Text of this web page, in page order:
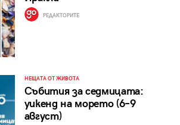
РЕДАКТОРИТЕ
НЕЩАТА ОТ ЖИВОТА
Събития за седмицата:
уикенд на морето (6–9
август)